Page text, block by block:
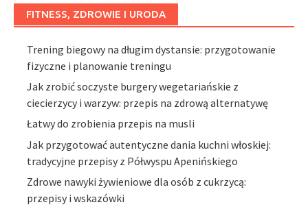
FITNESS, ZDROWIE I URODA
Trening biegowy na długim dystansie: przygotowanie
fizyczne i planowanie treningu
Jak zrobić soczyste burgery wegetariańskie z
ciecierzycy i warzyw: przepis na zdrową alternatywę
Łatwy do zrobienia przepis na musli
Jak przygotować autentyczne dania kuchni włoskiej:
tradycyjne przepisy z Półwyspu Apenińskiego
Zdrowe nawyki żywieniowe dla osób z cukrzycą:
przepisy i wskazówki